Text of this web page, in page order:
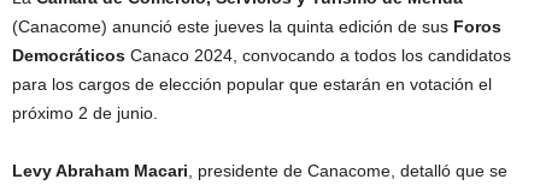
(Canacome) anunció este jueves la quinta edición de sus Foros
Democráticos Canaco 2024, convocando a todos los candidatos
para los cargos de elección popular que estarán en votación el
próximo 2 de junio.
Levy Abraham Macari , presidente de Canacome, detalló que se